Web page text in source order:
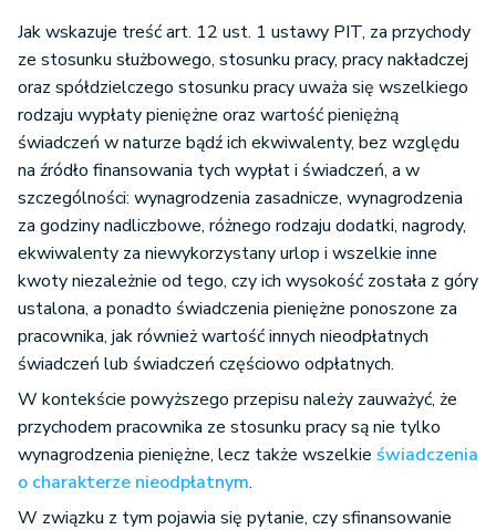
Jak wskazuje treść art. 12 ust. 1 ustawy PIT, za przychody
ze stosunku służbowego, stosunku pracy, pracy nakładczej
oraz spółdzielczego stosunku pracy uważa się wszelkiego
rodzaju wypłaty pieniężne oraz wartość pieniężną
świadczeń w naturze bądź ich ekwiwalenty, bez względu
na źródło finansowania tych wypłat i świadczeń, a w
szczególności: wynagrodzenia zasadnicze, wynagrodzenia
za godziny nadliczbowe, różnego rodzaju dodatki, nagrody,
ekwiwalenty za niewykorzystany urlop i wszelkie inne
kwoty niezależnie od tego, czy ich wysokość została z góry
ustalona, a ponadto świadczenia pieniężne ponoszone za
pracownika, jak również wartość innych nieodpłatnych
świadczeń lub świadczeń częściowo odpłatnych.
W kontekście powyższego przepisu należy zauważyć, że
przychodem pracownika ze stosunku pracy są nie tylko
wynagrodzenia pieniężne, lecz także wszelkie świadczenia
o charakterze nieodpłatnym.
W związku z tym pojawia się pytanie, czy sfinansowanie